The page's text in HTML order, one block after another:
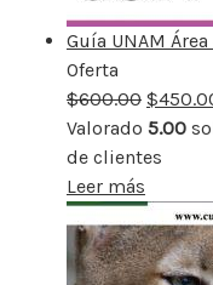
Guía UNAM
Oferta
rebajado
$600.00 $
Valorado 5.00
de clientes
Leer más